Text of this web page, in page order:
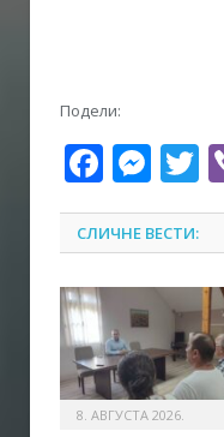
Подели:
СЛИЧНЕ ВЕСТИ:
8. АВГУСТА 2026.